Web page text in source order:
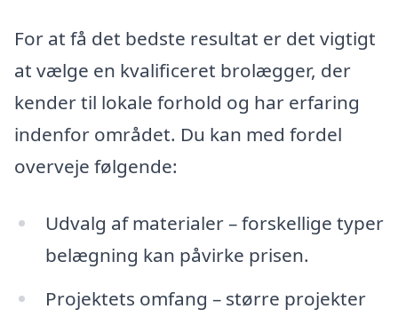
For at få det bedste resultat er det vigtigt
at vælge en kvalificeret brolægger, der
kender til lokale forhold og har erfaring
indenfor området. Du kan med fordel
overveje følgende:
Udvalg af materialer – forskellige typer
belægning kan påvirke prisen.
Projektets omfang – større projekter